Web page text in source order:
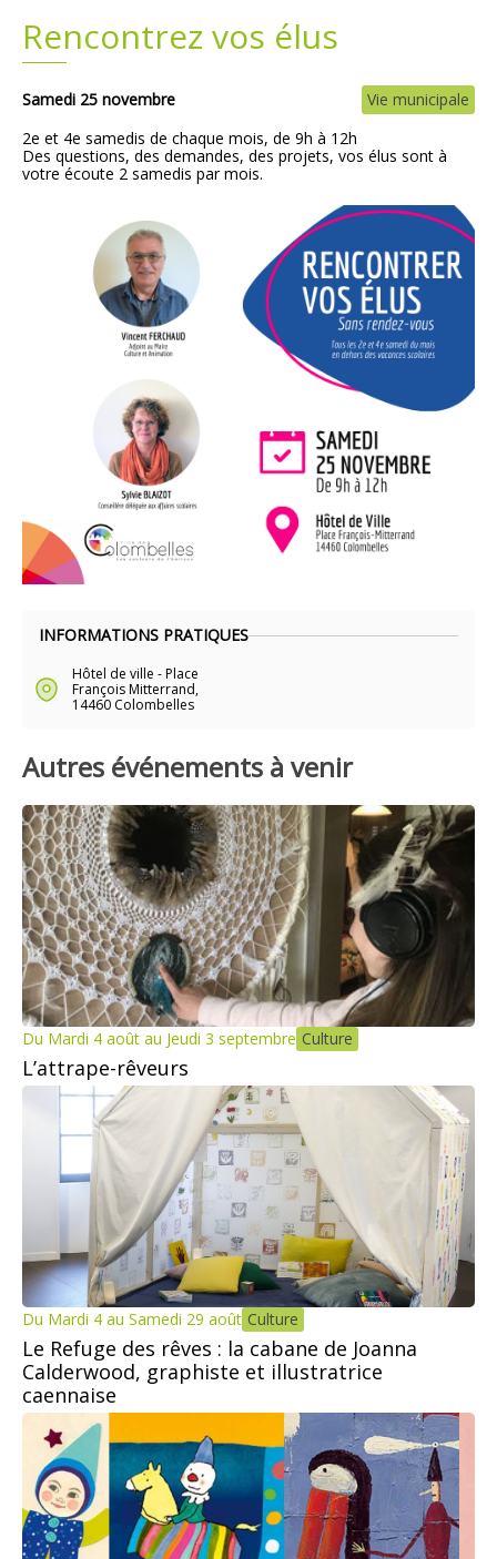
INFORMATIONS PRATIQUES
Hôtel de ville - Place
François Mitterrand,
14460 Colombelles
Rencontrez vos élus
Samedi 25 novembre
Vie municipale
2e et 4e samedis de chaque mois, de 9h à 12h
Des questions, des demandes, des projets, vos élus sont à
votre écoute 2 samedis par mois.
Autres événements à venir
Du Mardi 4 août au Jeudi 3 septembre Culture
L’attrape-rêveurs
Du Mardi 4 au Samedi 29 août Culture
Le Refuge des rêves : la cabane de Joanna
Calderwood, graphiste et illustratrice
caennaise
Plans
Demandes légales
Emploi
Grands projets